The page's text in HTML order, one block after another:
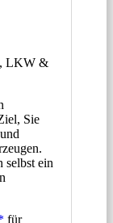
LKW &
Sie
selbst ein
für